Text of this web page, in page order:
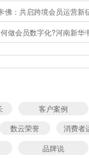
：共启跨境会员运营新征程
做会员数字化?河南新华
客户案例
数云荣誉 消费者
品牌说